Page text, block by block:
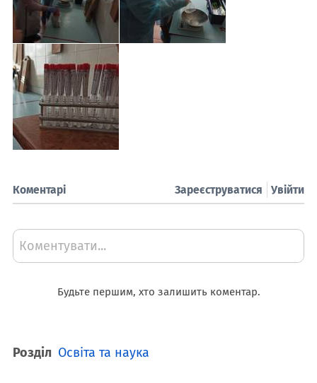
Коментарі Увійти
Зареєструватися
Коментувати...
Будьте першим, хто залишить коментар.
Розділ Освіта та наука